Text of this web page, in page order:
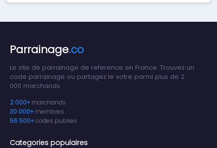
Parrainage.co
Le site de parrainage de reference en France. Trouvez un
code parrainage ou partagez le votre parmi plus de 2
000 marchands.
2 000+ marchands
30 000+ membres
56 500+codes publies
Categories populaires